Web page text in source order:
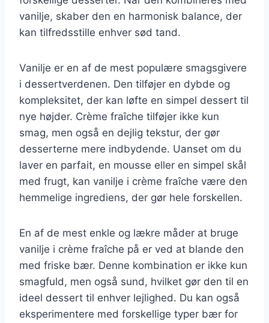
vanilje, skaber den en harmonisk balance, der
kan tilfredsstille enhver sød tand.
Vanilje er en af de mest populære smagsgivere
i dessertverdenen. Den tilføjer en dybde og
kompleksitet, der kan løfte en simpel dessert til
nye højder. Crème fraîche tilføjer ikke kun
smag, men også en dejlig tekstur, der gør
desserterne mere indbydende. Uanset om du
laver en parfait, en mousse eller en simpel skål
med frugt, kan vanilje i crème fraîche være den
hemmelige ingrediens, der gør hele forskellen.
En af de mest enkle og lækre måder at bruge
vanilje i crème fraîche på er ved at blande den
med friske bær. Denne kombination er ikke kun
smagfuld, men også sund, hvilket gør den til en
ideel dessert til enhver lejlighed. Du kan også
eksperimentere med forskellige typer bær for